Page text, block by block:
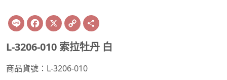
Line Facebook
X Copy
Link
L-3206-010 索拉牡丹 白
商品貨號：L-3206-010